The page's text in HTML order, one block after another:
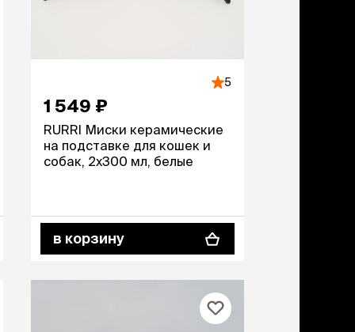
котят
5
1 549 ₽
RURRI Миски керамические
на подставке для кошек и
собак, 2х300 мл, белые
в корзину